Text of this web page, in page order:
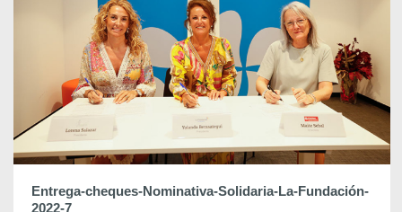
Entrega-cheques-Nominativa-Solidaria-La-Fundación-
2022-7